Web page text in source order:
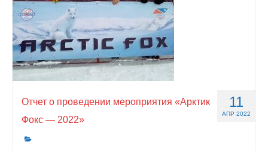
11
АПР 2022
Отчет о проведении мероприятия «Арктик
Фокс — 2022»